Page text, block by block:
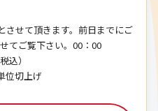
せて頂きます。前日までにご
てご覧下さい。00：00
込）
位切上げ